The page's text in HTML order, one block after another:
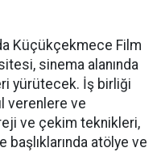
Küçükçekmece Film
sinema alanında
yürütecek. İş birliği
verenlere ve
ve çekim teknikleri,
atölye ve